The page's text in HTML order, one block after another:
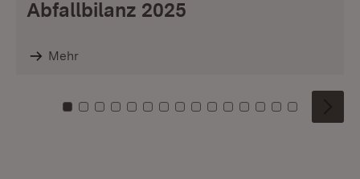
Abfallbilanz 2025
Mehr
Zu Kachel: 0
Zu Kachel: 1
Zu Kachel: 2
Zu Kachel: 3
Zu Kachel: 4
Zu Kachel: 5
Zu Kachel: 6
Zu Kachel: 7
Zu Kachel: 8
Zu Kachel: 9
Zu Kachel: 10
Zu Kachel: 11
Zu Kachel: 12
Zu Kachel:
Zu